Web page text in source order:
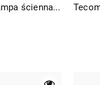
Tecoman S • minimalistyczna lampa ścienna sufitowa LED patyk wys. 60cm czarna